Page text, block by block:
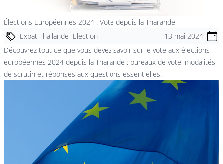
Élections Européennes 2024 : Vote depuis la Thaïlande
Expat Thailande Election
13 mai 2024
Découvrez tout ce que vous devez savoir sur le vote aux élections
européennes 2024 depuis la Thaïlande : bureaux de vote, modalités
de scrutin et réponses aux questions essentielles.